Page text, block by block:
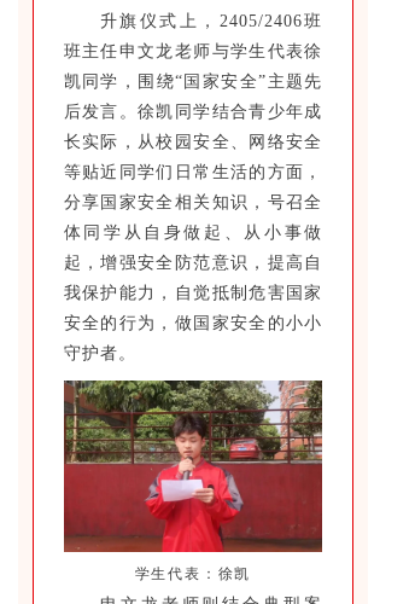
升旗仪式上，2405/2406班
班主任申文龙老师与学生代表徐
凯同学，围绕“国家安全”主题先
后发言。徐凯同学结合青少年成
长实际，从校园安全、网络安全
等贴近同学们日常生活的方面，
分享国家安全相关知识，号召全
体同学从自身做起、从小事做
起，增强安全防范意识，提高自
我保护能力，自觉抵制危害国家
安全的行为，做国家安全的小小
守护者。
学生代表： 徐凯